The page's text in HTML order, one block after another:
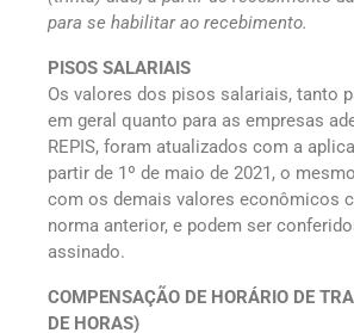
para se habilitar ao recebimento.
PISOS SALARIAIS
Os valores dos pisos salariais, tanto
em geral quanto para as empresas
REPIS, foram atualizados com a
partir de 1º de maio de 2021, o
com os demais valores econômicos
norma anterior, e podem ser
assinado.
COMPENSAÇÃO DE HORÁRIO DE
DE HORAS)